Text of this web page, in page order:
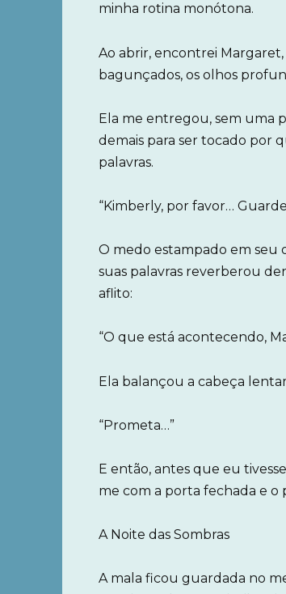
minha rotina monótona.
Ao abrir, encontrei Margaret,
bagunçados, os olhos
Ela me entregou, sem uma
demais para ser tocado por
palavras.
“Kimberly, por favor…
O medo estampado em seu
suas palavras reverberou
aflito:
“O que está acontecendo,
Ela balançou a cabeça
“Prometa…”
E então, antes que eu
me com a porta fechada e o
A Noite das Sombras
A mala ficou guardada no